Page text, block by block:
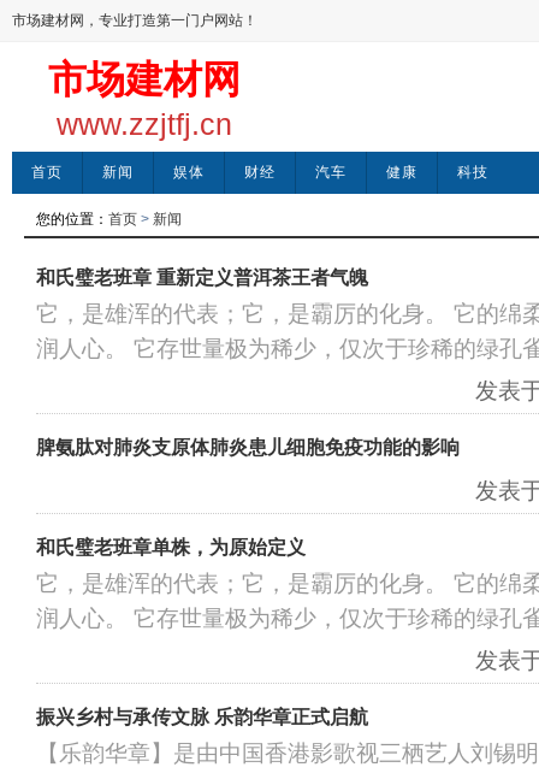
市场建材网，专业打造第一门户网站！
市场建材网
www.zzjtfj.cn
首页 新闻 娱体 财经 汽车 健康 科技
您的位置： 首页 > 新闻
和氏璧老班章 重新定义普洱茶王者气魄
它，是雄浑的代表；它，是霸厉的化身。 它的绵
润人心。 它存世量极为稀少，仅次于珍稀的绿孔
发表
脾氨肽对肺炎支原体肺炎患儿细胞免疫功能的影响
发表
和氏璧老班章单株，为原始定义
它，是雄浑的代表；它，是霸厉的化身。 它的绵
润人心。 它存世量极为稀少，仅次于珍稀的绿孔
发表
振兴乡村与承传文脉 乐韵华章正式启航
【乐韵华章】是由中国香港影歌视三栖艺人刘锡